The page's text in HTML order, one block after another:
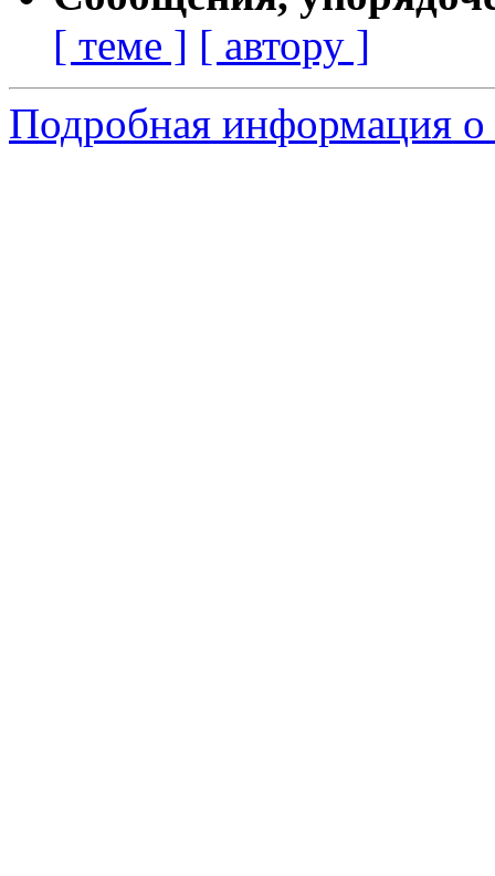
[ теме ] [ автору ]
Подробная информация